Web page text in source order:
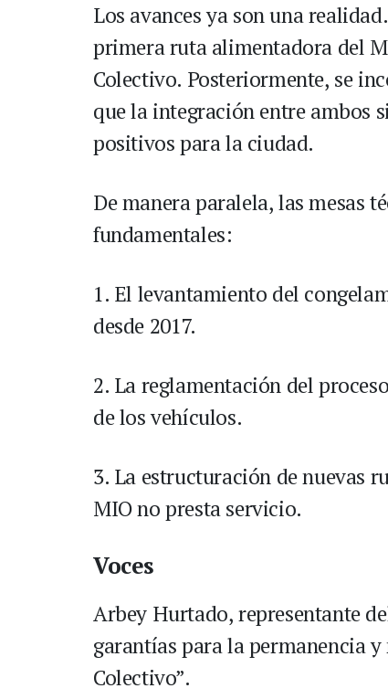
Los avances ya son una
primera ruta alimentadora del
Colectivo. Posteriormente, se
que la integración entre ambos
positivos para la ciudad.
De manera paralela, las mesas
fundamentales:
1. El levantamiento del
desde 2017.
2. La reglamentación del
de los vehículos.
3. La estructuración de nuevas
MIO no presta servicio.
Voces
Arbey Hurtado, representante
garantías para la permanencia
Colectivo”.